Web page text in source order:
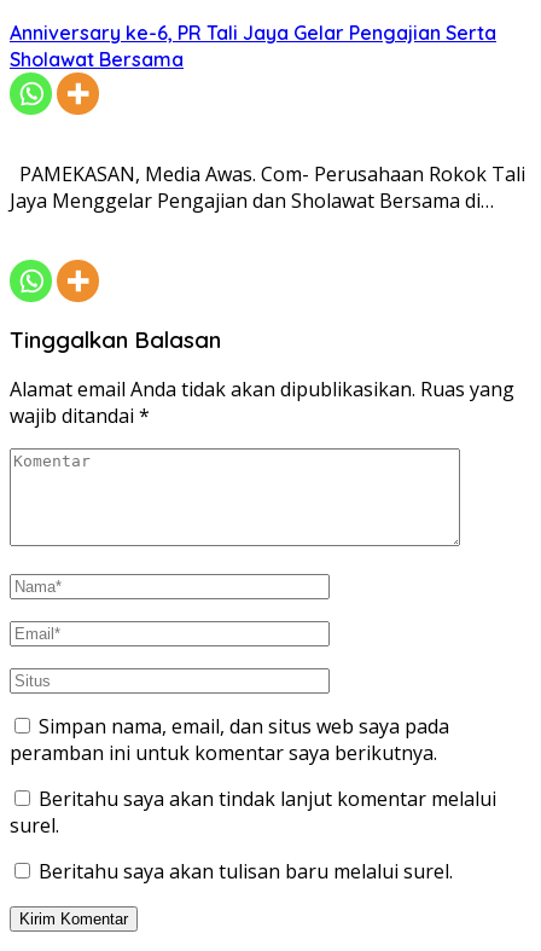
Anniversary ke-6, PR Tali Jaya Gelar Pengajian Serta
Sholawat Bersama
PAMEKASAN, Media Awas. Com- Perusahaan Rokok Tali
Jaya Menggelar Pengajian dan Sholawat Bersama di…
Tinggalkan Balasan
Alamat email Anda tidak akan dipublikasikan. Ruas yang
wajib ditandai *
Simpan nama, email, dan situs web saya pada
peramban ini untuk komentar saya berikutnya.
Beritahu saya akan tindak lanjut komentar melalui
surel.
Beritahu saya akan tulisan baru melalui surel.